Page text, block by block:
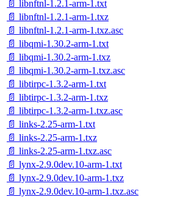
📄 libnftnl-1.2.1-arm-1.txt
📄 libnftnl-1.2.1-arm-1.txz
📄 libnftnl-1.2.1-arm-1.txz.asc
📄 libqmi-1.30.2-arm-1.txt
📄 libqmi-1.30.2-arm-1.txz
📄 libqmi-1.30.2-arm-1.txz.asc
📄 libtirpc-1.3.2-arm-1.txt
📄 libtirpc-1.3.2-arm-1.txz
📄 libtirpc-1.3.2-arm-1.txz.asc
📄 links-2.25-arm-1.txt
📄 links-2.25-arm-1.txz
📄 links-2.25-arm-1.txz.asc
📄 lynx-2.9.0dev.10-arm-1.txt
📄 lynx-2.9.0dev.10-arm-1.txz
📄 lynx-2.9.0dev.10-arm-1.txz.asc